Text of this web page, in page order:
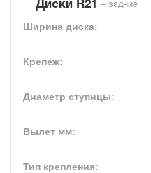
Диски R21 – задние